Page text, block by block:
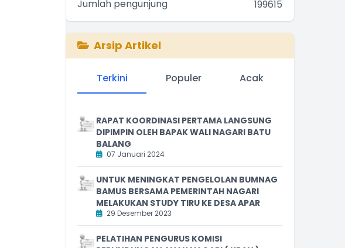
Jumlah pengunjung 199615
Arsip Artikel
Terkini Populer Acak
RAPAT KOORDINASI PERTAMA LANGSUNG
DIPIMPIN OLEH BAPAK WALI NAGARI BATU
BALANG
07 Januari 2024
UNTUK MENINGKAT PENGELOLAN BUMNAG
BAMUS BERSAMA PEMERINTAH NAGARI
MELAKUKAN STUDY TIRU KE DESA APAR
29 Desember 2023
PELATIHAN PENGURUS KOMISI